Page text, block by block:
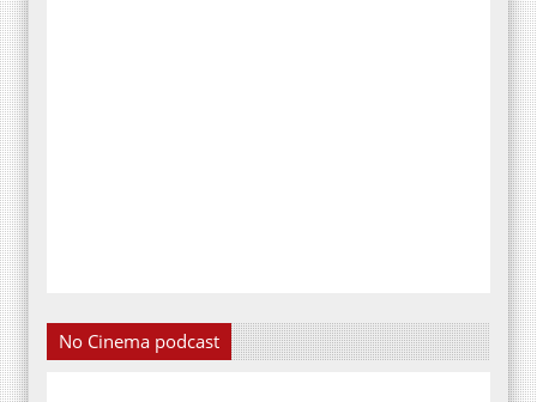
No Cinema podcast